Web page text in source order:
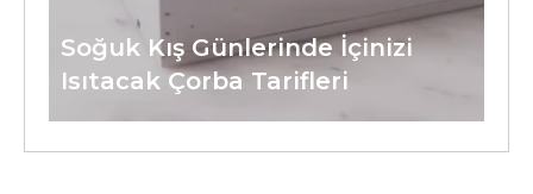
Soğuk Kış Günlerinde İçinizi
Isıtacak Çorba Tarifleri